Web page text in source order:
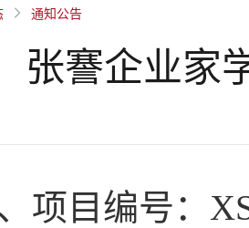
通知公告
张謇企业家
项目编号：